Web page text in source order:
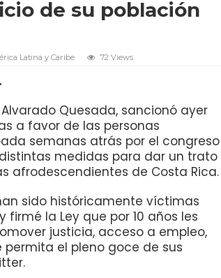
de su población
Latina y Caribe 72 Views
Quesada, sancionó ayer
a favor de las personas
semanas atrás por el congreso
medidas para dar un trato
afrodescendientes de Costa Rica.
sido históricamente víctimas
la Ley que por 10 años les
justicia, acceso a empleo,
el pleno goce de sus